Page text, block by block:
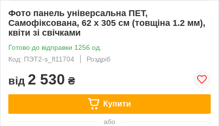
Фото панель універсальна ПЕТ,
Самофіксована, 62 х 305 см (товщіна 1.2 мм),
квіти зі свічками
Готово до відправки 1256 од.
Код: ПЭТ2-s_fl11704
Роздріб
від 2 530 ₴
Купити
або